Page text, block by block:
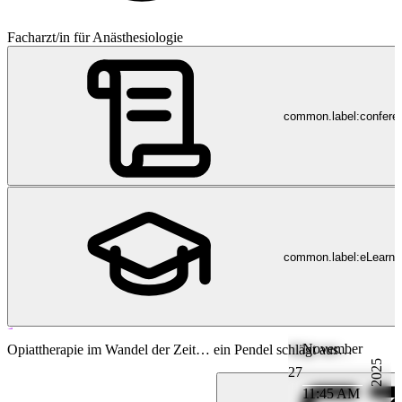
Facharzt/in für Anästhesiologie
Anästhesiologie
27
November
11:45 AM
2025
Opiattherapie im Wandel der Zeit… ein Pendel schlägt aus…